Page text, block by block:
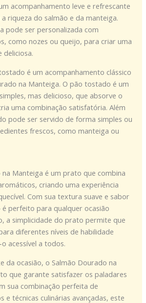
acompanhamento leve e refrescante
riqueza do salmão e da manteiga.
pode ser personalizada com
como nozes ou queijo, para criar uma
deliciosa.
é um acompanhamento clássico
na Manteiga. O pão tostado é um
mas delicioso, que absorve o
uma combinação satisfatória. Além
pode ser servido de forma simples ou
frescos, como manteiga ou
na Manteiga é um prato que combina
criando uma experiência
Com sua textura suave e sabor
perfeito para qualquer ocasião
a simplicidade do prato permite que
diferentes níveis de habilidade
acessível a todos.
da ocasião, o Salmão Dourado na
que garante satisfazer os paladares
sua combinação perfeita de
e técnicas culinárias avançadas, este